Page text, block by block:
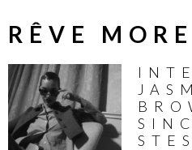
RÊVE MORE